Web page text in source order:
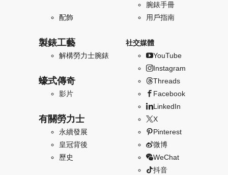
配飾
製錶工藝
解構勞力士腕錶
蠔式傳奇
影片
有關勞力士
永續發展
皇冠背後
歷史
腕錶手冊
用戶指南
社交媒體
YouTube
Instagram
Threads
Facebook
LinkedIn
X
Pinterest
微博
WeChat
抖音